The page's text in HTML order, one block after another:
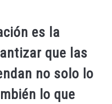
es la
que las
no solo lo
lo que